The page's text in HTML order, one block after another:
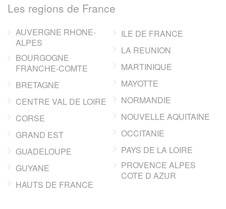
Les regions de France
AUVERGNE RHONE-
ALPES
BOURGOGNE
FRANCHE-COMTE
BRETAGNE
CENTRE VAL DE LOIRE
CORSE
GRAND EST
GUADELOUPE
GUYANE
HAUTS DE FRANCE
ILE DE FRANCE
LA REUNION
MARTINIQUE
MAYOTTE
NORMANDIE
NOUVELLE AQUITAINE
OCCITANIE
PAYS DE LA LOIRE
PROVENCE ALPES
COTE D AZUR